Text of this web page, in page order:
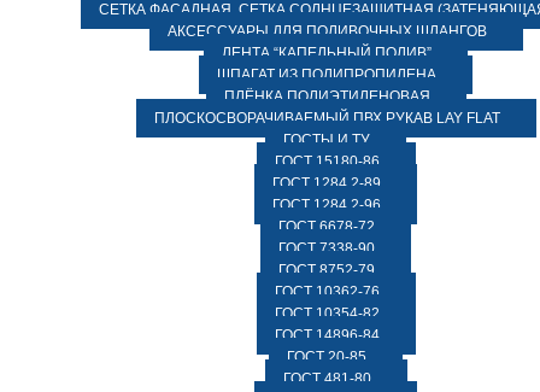
СЕТКА ФАСАДНАЯ. СЕТКА СОЛНЦЕЗАЩИТНАЯ
АКСЕССУАРЫ ДЛЯ ПОЛИВОЧНЫХ ШЛАНГОВ
ЛЕНТА “КАПЕЛЬНЫЙ ПОЛИВ”
ШПАГАТ ИЗ ПОЛИПРОПИЛЕНА
ПЛЁНКА ПОЛИЭТИЛЕНОВАЯ
ПЛОСКОСВОРАЧИВАЕМЫЙ ПВХ РУКАВ LAY FLAT
ГОСТЫ И ТУ
ГОСТ 15180-86
ГОСТ 1284.2-89
ГОСТ 1284.2-96
ГОСТ 6678-72
ГОСТ 7338-90
ГОСТ 8752-79
ГОСТ 10362-76
ГОСТ 10354-82
ГОСТ 14896-84
ГОСТ 20-85
ГОСТ 481-80